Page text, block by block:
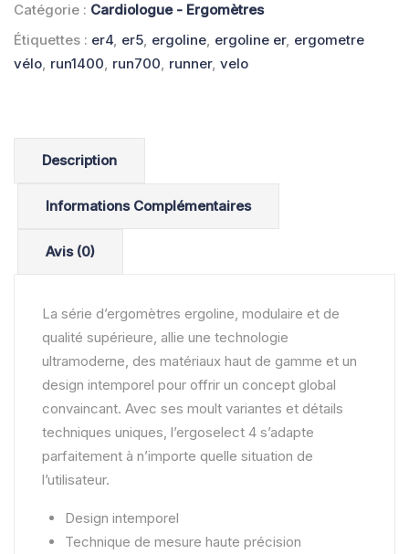
Catégorie : Cardiologue - Ergomètres
Étiquettes : er4, er5, ergoline, ergoline er, ergometre
vélo, run1400, run700, runner, velo
Description
Informations Complémentaires
Avis (0)
La série d’ergomètres ergoline, modulaire et de
qualité supérieure, allie une technologie
ultramoderne, des matériaux haut de gamme et un
design intemporel pour offrir un concept global
convaincant. Avec ses moult variantes et détails
techniques uniques, l’ergoselect 4 s’adapte
parfaitement à n’importe quelle situation de
l’utilisateur.
Design intemporel
Technique de mesure haute précision